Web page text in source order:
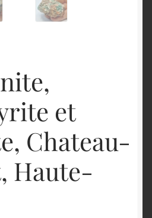
et
Chateau-
Haute-